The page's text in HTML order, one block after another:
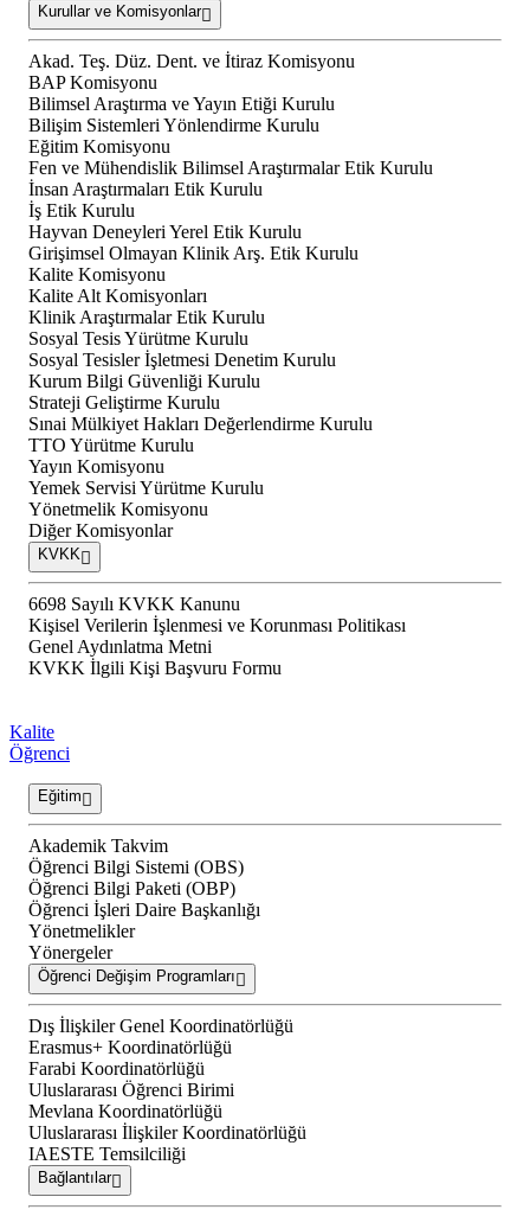
Kurullar ve Komisyonlar
Akad. Teş. Düz. Dent. ve İtiraz Komisyonu
BAP Komisyonu
Bilimsel Araştırma ve Yayın Etiği Kurulu
Bilişim Sistemleri Yönlendirme Kurulu
Eğitim Komisyonu
Fen ve Mühendislik Bilimsel Araştırmalar Etik Kurulu
İnsan Araştırmaları Etik Kurulu
İş Etik Kurulu
Hayvan Deneyleri Yerel Etik Kurulu
Girişimsel Olmayan Klinik Arş. Etik Kurulu
Kalite Komisyonu
Kalite Alt Komisyonları
Klinik Araştırmalar Etik Kurulu
Sosyal Tesis Yürütme Kurulu
Sosyal Tesisler İşletmesi Denetim Kurulu
Kurum Bilgi Güvenliği Kurulu
Strateji Geliştirme Kurulu
Sınai Mülkiyet Hakları Değerlendirme Kurulu
TTO Yürütme Kurulu
Yayın Komisyonu
Yemek Servisi Yürütme Kurulu
Yönetmelik Komisyonu
Diğer Komisyonlar
KVKK
6698 Sayılı KVKK Kanunu
Kişisel Verilerin İşlenmesi ve Korunması Politikası
Genel Aydınlatma Metni
KVKK İlgili Kişi Başvuru Formu
Kalite
Öğrenci
Eğitim
Akademik Takvim
Öğrenci Bilgi Sistemi (OBS)
Öğrenci Bilgi Paketi (OBP)
Öğrenci İşleri Daire Başkanlığı
Yönetmelikler
Yönergeler
Öğrenci Değişim Programları
Dış İlişkiler Genel Koordinatörlüğü
Erasmus+ Koordinatörlüğü
Farabi Koordinatörlüğü
Uluslararası Öğrenci Birimi
Mevlana Koordinatörlüğü
Uluslararası İlişkiler Koordinatörlüğü
IAESTE Temsilciliği
Bağlantılar